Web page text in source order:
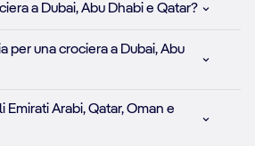
a Dubai, Abu Dhabi e Qatar?
per una crociera a Dubai, Abu
Arabi, Qatar, Oman e